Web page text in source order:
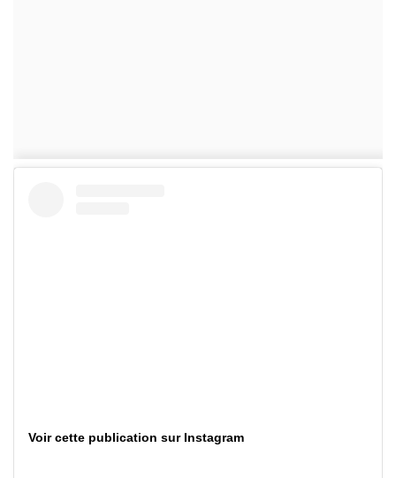
Voir cette publication sur Instagram